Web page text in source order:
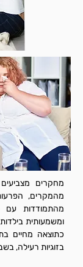
מהמקרים,
מהתמודדות עם
ומשמעותית
כתוצאה מחיים
בזוגיות רעילה,